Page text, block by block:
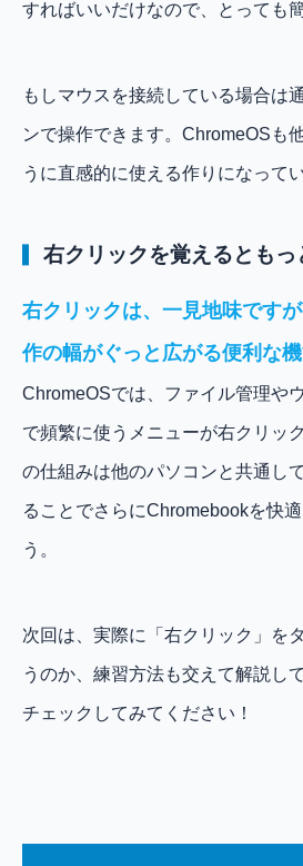
すればいいだけなので、とっても
もしマウスを接続している場合は
ンで操作できます。ChromeOSも
うに直感的に使える作りになってい
右クリックを覚えるともっ
右クリックは、一見地味です
作の幅がぐっと広がる便利な
ChromeOSでは、ファイル管理や
で頻繁に使うメニューが右クリッ
の仕組みは他のパソコンと共通し
ることでさらにChromebookを快
う。
次回は、実際に「右クリック」を
うのか、練習方法も交えて解説し
チェックしてみてください！